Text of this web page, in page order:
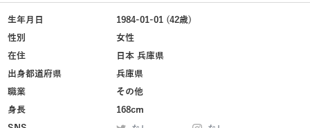
生年月日
1984-01-01 (42歳)
性別
女性
在住
日本 兵庫県
出身都道府県
兵庫県
職業
その他
身長
168cm